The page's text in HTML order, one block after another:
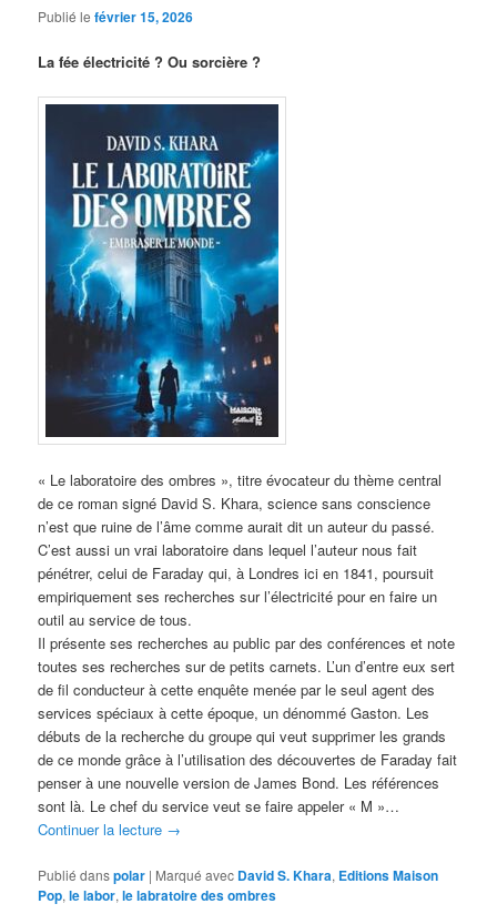
Publié lefévrier 15, 2026
La fée électricité ? Ou sorcière ?
« Le laboratoire des ombres », titre évocateur du thème central
de ce roman signé David S. Khara, science sans conscience
n’est que ruine de l’âme comme aurait dit un auteur du passé.
C’est aussi un vrai laboratoire dans lequel l’auteur nous fait
pénétrer, celui de Faraday qui, à Londres ici en 1841, poursuit
empiriquement ses recherches sur l’électricité pour en faire un
outil au service de tous.
Il présente ses recherches au public par des conférences et note
toutes ses recherches sur de petits carnets. L’un d’entre eux sert
de fil conducteur à cette enquête menée par le seul agent des
services spéciaux à cette époque, un dénommé Gaston. Les
débuts de la recherche du groupe qui veut supprimer les grands
de ce monde grâce à l’utilisation des découvertes de Faraday fait
penser à une nouvelle version de James Bond. Les références
sont là. Le chef du service veut se faire appeler « M »…
Continuer la lecture →
Publié danspolar | Marqué avec David S. Khara, Editions Maison
Pop,le labor,le labratoire des ombres